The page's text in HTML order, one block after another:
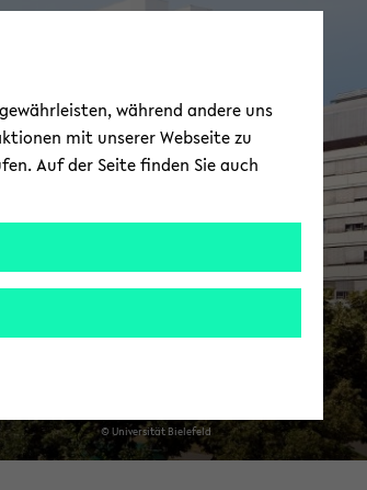
© Uni­ver­si­tät Bie­le­feld
während andere uns
mit unserer Webseite zu
Auf der Seite finden Sie auch